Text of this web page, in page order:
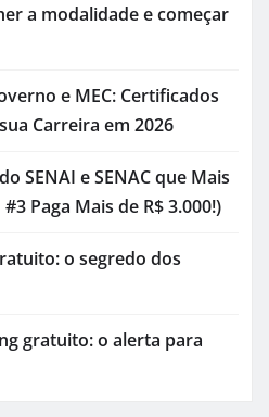
a modalidade e começar
e MEC: Certificados
Carreira em 2026
SENAI e SENAC que Mais
Paga Mais de R$ 3.000!)
o segredo dos
gratuito: o alerta para